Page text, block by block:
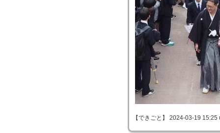
【できごと】 2024-03-19